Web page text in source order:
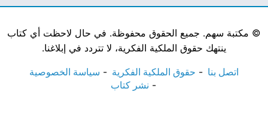
© مكتبة سهم. جميع الحقوق محفوظة. في حال لاحظت أي كتاب
ينتهك حقوق الملكية الفكرية، لا تتردد في إبلاغنا.
اتصل بنا حقوق الملكية الفكرية
سياسة الخصوصية
نشر كتاب